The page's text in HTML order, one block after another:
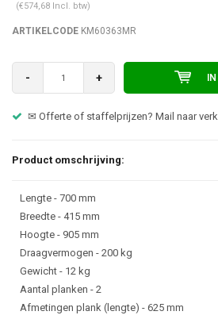
(€574,68 Incl. btw)
ARTIKELCODE KM60363MR
- +
✉ Offerte of staffelprijzen? Mail naar
Product omschrijving:
Lengte - 700 mm
Breedte - 415 mm
Hoogte - 905 mm
Draagvermogen - 200 kg
Gewicht - 12 kg
Aantal planken - 2
Afmetingen plank (lengte) - 625 mm